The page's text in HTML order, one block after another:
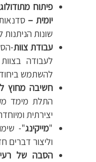
פיתוח
יומית –
שונות הניתנות
עבודת צוות-
לעבודה
להשתמש
חשיבה מחוץ
התלת מימד
יצירתית
"מייקינג"-
וליצור דברים
הסבה של